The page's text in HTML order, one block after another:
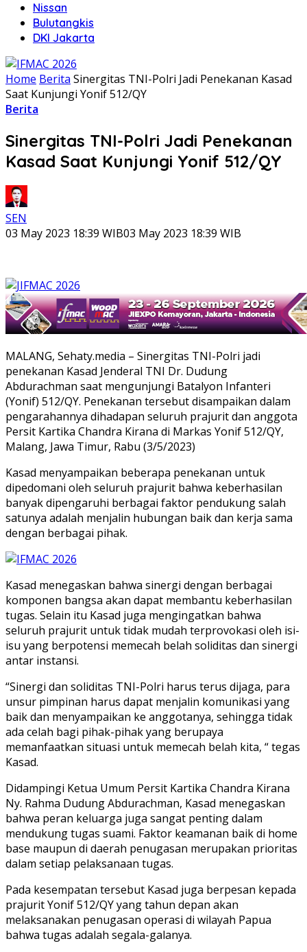
Nissan
Bulutangkis
DKI Jakarta
Home Berita Sinergitas TNI-Polri Jadi Penekanan Kasad
Saat Kunjungi Yonif 512/QY
Berita
Sinergitas TNI-Polri Jadi Penekanan
Kasad Saat Kunjungi Yonif 512/QY
SEN
03 May 2023 18:39 WIB03 May 2023 18:39 WIB
MALANG, Sehaty.media – Sinergitas TNI-Polri jadi
penekanan Kasad Jenderal TNI Dr. Dudung
Abdurachman saat mengunjungi Batalyon Infanteri
(Yonif) 512/QY. Penekanan tersebut disampaikan dalam
pengarahannya dihadapan seluruh prajurit dan anggota
Persit Kartika Chandra Kirana di Markas Yonif 512/QY,
Malang, Jawa Timur, Rabu (3/5/2023)
Kasad menyampaikan beberapa penekanan untuk
dipedomani oleh seluruh prajurit bahwa keberhasilan
banyak dipengaruhi berbagai faktor pendukung salah
satunya adalah menjalin hubungan baik dan kerja sama
dengan berbagai pihak.
Kasad menegaskan bahwa sinergi dengan berbagai
komponen bangsa akan dapat membantu keberhasilan
tugas. Selain itu Kasad juga mengingatkan bahwa
seluruh prajurit untuk tidak mudah terprovokasi oleh isi-
isu yang berpotensi memecah belah soliditas dan sinergi
antar instansi.
“Sinergi dan soliditas TNI-Polri harus terus dijaga, para
unsur pimpinan harus dapat menjalin komunikasi yang
baik dan menyampaikan ke anggotanya, sehingga tidak
ada celah bagi pihak-pihak yang berupaya
memanfaatkan situasi untuk memecah belah kita, “ tegas
Kasad.
Didampingi Ketua Umum Persit Kartika Chandra Kirana
Ny. Rahma Dudung Abdurachman, Kasad menegaskan
bahwa peran keluarga juga sangat penting dalam
mendukung tugas suami. Faktor keamanan baik di home
base maupun di daerah penugasan merupakan prioritas
dalam setiap pelaksanaan tugas.
Pada kesempatan tersebut Kasad juga berpesan kepada
prajurit Yonif 512/QY yang tahun depan akan
melaksanakan penugasan operasi di wilayah Papua
bahwa tugas adalah segala-galanya.